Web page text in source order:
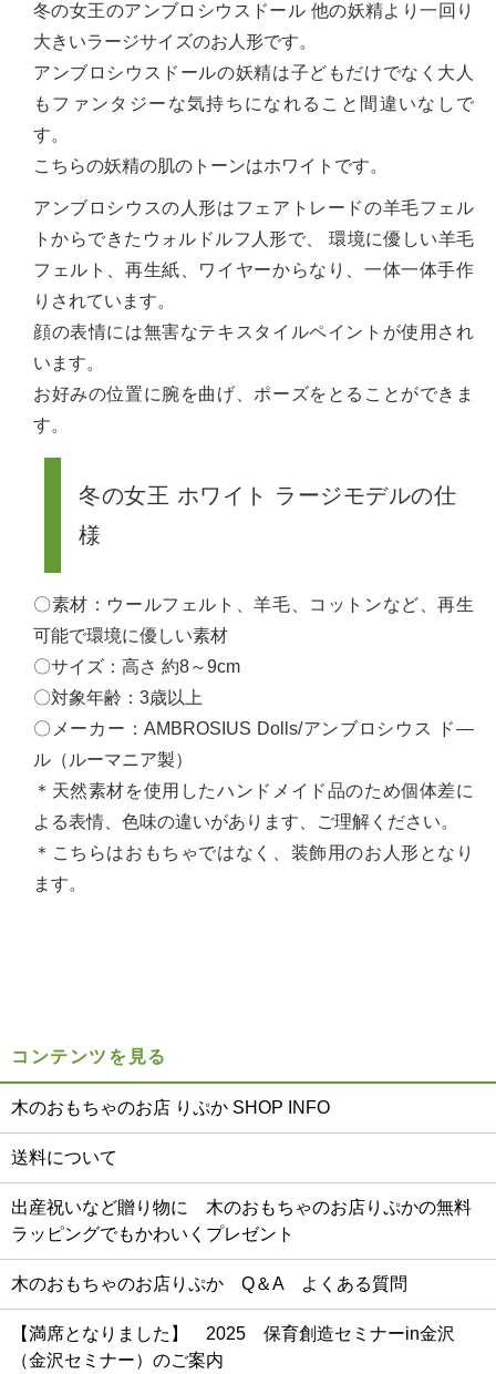
冬の女王のアンブロシウスドール 他の妖精より一回り
大きいラージサイズのお人形です。
アンブロシウスドールの妖精は子どもだけでなく大人
もファンタジーな気持ちになれること間違いなしで
す。
こちらの妖精の肌のトーンはホワイトです。
アンブロシウスの人形はフェアトレードの羊毛フェル
トからできたウォルドルフ人形で、 環境に優しい羊毛
フェルト、再生紙、ワイヤーからなり、一体一体手作
りされています。
顔の表情には無害なテキスタイルペイントが使用され
います。
お好みの位置に腕を曲げ、ポーズをとることができま
す。
冬の女王 ホワイト ラージモデルの仕
様
〇素材：ウールフェルト、羊毛、コットンなど、再生
可能で環境に優しい素材
〇サイズ：高さ 約8～9cm
〇対象年齢：3歳以上
〇メーカー：AMBROSIUS Dolls/アンブロシウス ド―
ル（ルーマニア製）
＊天然素材を使用したハンドメイド品のため個体差に
よる表情、色味の違いがあります、ご理解ください。
＊こちらはおもちゃではなく、装飾用のお人形となり
ます。
コンテンツを見る
木のおもちゃのお店 りぷか SHOP INFO
送料について
出産祝いなど贈り物に 木のおもちゃのお店りぷかの無料
ラッピングでもかわいくプレゼント
木のおもちゃのお店りぷか Q＆A よくある質問
【満席となりました】 2025 保育創造セミナーin金沢
（金沢セミナー）のご案内